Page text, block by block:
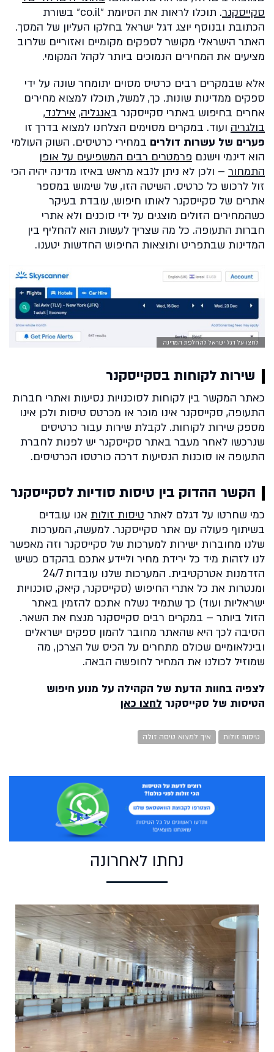
סקייסקנר
. תוכלו לראות את הסיומת ״co.il״ בשורת
הכתובת ובנוסף יוצג דגל ישראל בחלקו העליון של המסך.
האתר הישראלי מקושר לספקים מקומיים ואזוריים שלרוב
מציעים את המחירים הנמוכים ביותר לקהל המקומי.
אלא שבמקרים רבים כרטיס מסוים יתומחר שונה על ידי
ספקים ממדינות שונות. כך, למשל, תוכלו למצוא מחירים
אחרים בחיפוש באתרי סקייסקנר באנגליה, אירלנד,
בולגריה ועוד. במקרים מסוימים הצלחנו למצוא בדרך זו
פערים של עשרות דולרים במחירי כרטיסים. השוק העולמי
הוא דינמי וישנם פרמטרים רבים המשפיעים על אופן
התמחור – ולכן לא ניתן לנבא מראש באיזו מדינה יהיה הכי
זול לרכוש כל כרטיס. השיטה הזו, של שימוש במספר
אתרים של סקייסקנר לאותו חיפוש, עובדת בעיקר
כשהמחירים הזולים מוצגים על ידי סוכנים ולא אתרי
חברות התעופה. כל מה שצריך לעשות הוא להחליף בין
המדינות שבתפריט ותוצאות החיפוש החדשות יטענו.
לחצו על דגל ישראל להחלפת המדינה
שירות לקוחות בסקייסקנר
כאתר המקשר בין לקוחות לסוכנויות נסיעות ואתרי חברות
התעופה, סקייסקנר אינו מוכר או מכרטס טיסות ולכן אינו
מספק שירות לקוחות. לקבלת שירות עבור כרטיסים
שנרכשו לאחר מעבר באתר סקייסקנר יש לפנות לחברת
התעופה או סוכנות הנסיעות דרכה כורטסו הכרטיסים.
הקשר ההדוק בין טיסות סודיות לסקייסקנר
כמי שחרטו על דגלם לאתר טיסות זולות אנו עובדים
בשיתוף פעולה עם אתר סקייסקנר. למעשה, המערכות
שלנו מחוברות ישירות למערכות של סקייסקנר וזה מאפשר
לנו לזהות מיד כל ירידת מחיר וליידע אתכם בהקדם כשיש
הזדמנות אטרקטיבית. המערכות שלנו עובדות 24/7
ומנטרות את כל אתרי החיפוש (סקייסקנר, קיאק, סוכנויות
ישראליות ועוד) כך שתמיד נשלח אתכם להזמין באתר
הזול ביותר – במקרים רבים סקייסקנר מנצח את השאר.
הסיבה לכך היא שהאתר מחובר להמון ספקים ישראלים
ובינלאומיים שכולם מתחרים על הכיס של הצרכן, מה
שמוזיל לכולנו את המחיר לחופשה הבאה.
לצפיה בחוות הדעת של הקהילה על מנוע חיפוש
הטיסות של סקייסקנר לחצו כאן
טיסות זולות איך למצוא טיסה זולה
נחתו לאחרונה